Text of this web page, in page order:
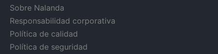
Sobre Nalanda
Responsabilidad corporativa
Política de calidad
Política de seguridad